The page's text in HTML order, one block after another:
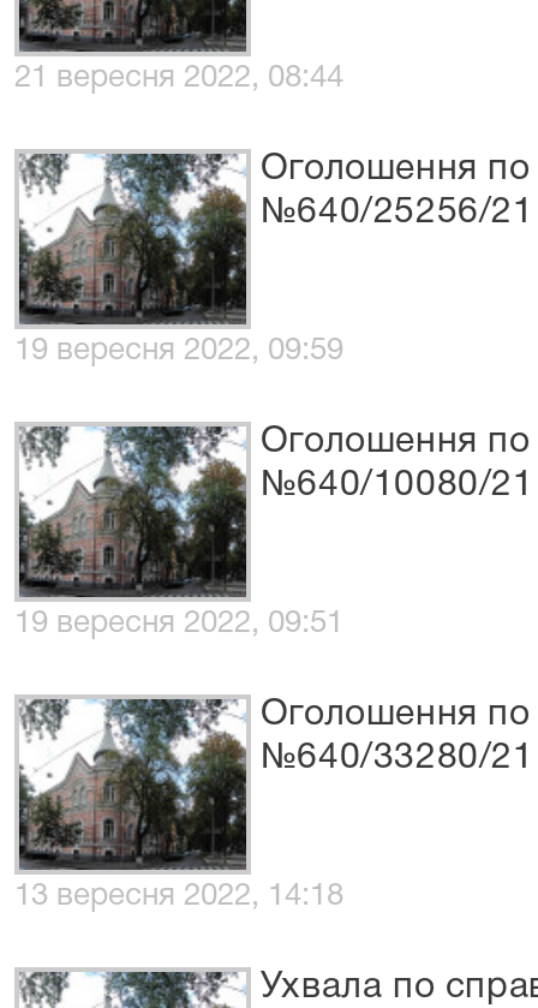
21 вересня 2022, 08:44
Оголошення по
№640/25256/21
19 вересня 2022, 09:59
Оголошення по
№640/10080/21
19 вересня 2022, 09:51
Оголошення по
№640/33280/21
13 вересня 2022, 14:18
Ухвала по